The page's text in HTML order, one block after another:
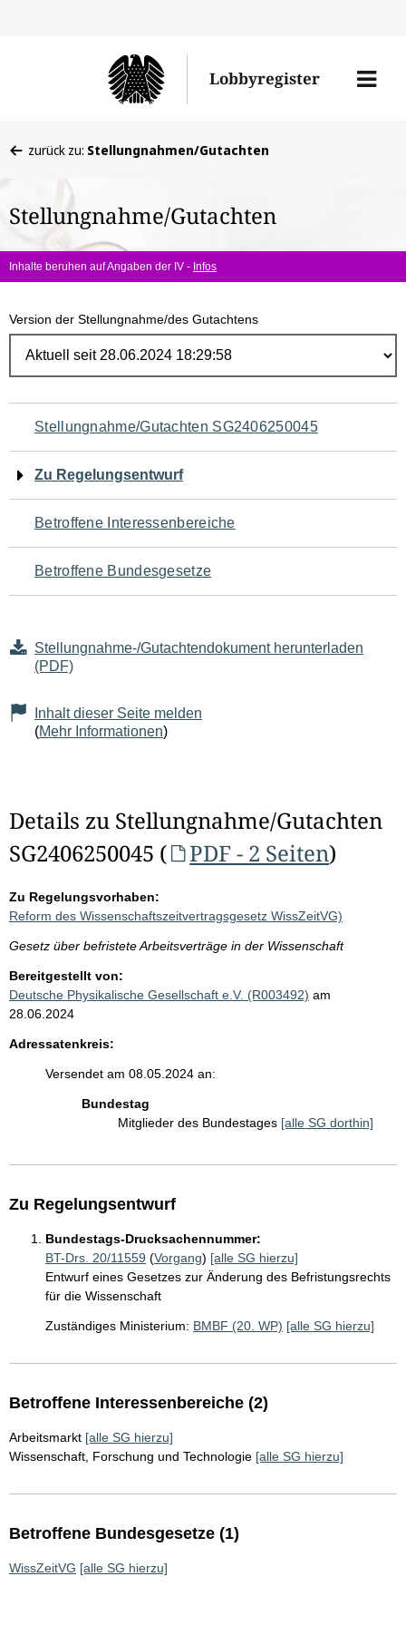
Lobbyregister
Menü
befinden
hier:
zurück zu: Stellungnahmen/Gutachten
Stellungnahme/Gutachten
Inhalte beruhen auf Angaben der IV - Infos
Version der Stellungnahme/des Gutachtens
Navigation
für
den
Seiteninhalt
Stellungnahme/Gutachten SG2406250045
Zu Regelungsentwurf
Betroffene Interessenbereiche
Betroffene Bundesgesetze
Stellungnahme-/Gutachtendokument herunterladen
(PDF)
Inhalt dieser Seite melden
(Mehr Informationen)
Details zu Stellungnahme/Gutachten
SG2406250045 (
PDF - 2 Seiten)
Zu Regelungsvorhaben:
Reform des Wissenschaftszeitvertragsgesetz WissZeitVG)
Gesetz über befristete Arbeitsverträge in der Wissenschaft
Bereitgestellt von:
Deutsche Physikalische Gesellschaft e.V. (R003492) am
28.06.2024
Adressatenkreis:
Versendet am 08.05.2024 an:
Bundestag
Mitglieder des Bundestages [alle SG dorthin]
Zu Regelungsentwurf
Bundestags-Drucksachennummer:
BT-Drs. 20/11559 (Vorgang) [alle SG hierzu]
Entwurf eines Gesetzes zur Änderung des Befristungsrechts
für die Wissenschaft
Zuständiges Ministerium: BMBF (20. WP) [alle SG hierzu]
Betroffene Interessenbereiche (2)
Arbeitsmarkt [alle SG hierzu]
Wissenschaft, Forschung und Technologie [alle SG hierzu]
Betroffene Bundesgesetze (1)
WissZeitVG [alle SG hierzu]